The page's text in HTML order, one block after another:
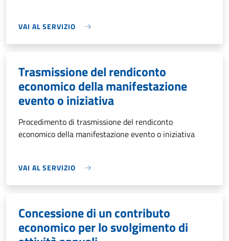
VAI AL SERVIZIO
Trasmissione del rendiconto
economico della manifestazione
evento o iniziativa
Procedimento di trasmissione del rendiconto
economico della manifestazione evento o iniziativa
VAI AL SERVIZIO
Concessione di un contributo
economico per lo svolgimento di